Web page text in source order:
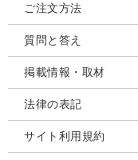
ご注文方法
質問と答え
掲載情報・取材
法律の表記
サイト利用規約